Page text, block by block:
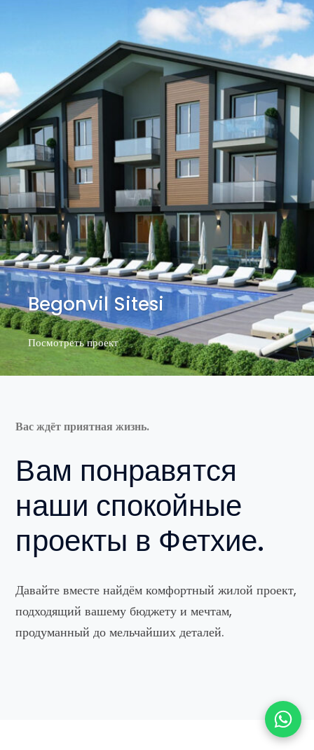
Begonvil Sitesi
Посмотреть проектПосмотреть проект
Вас ждёт приятная жизнь.
Вам понравятся
наши спокойные
проекты в Фетхие.
Давайте вместе найдём комфортный жилой проект,
подходящий вашему бюджету и мечтам,
продуманный до мельчайших деталей.